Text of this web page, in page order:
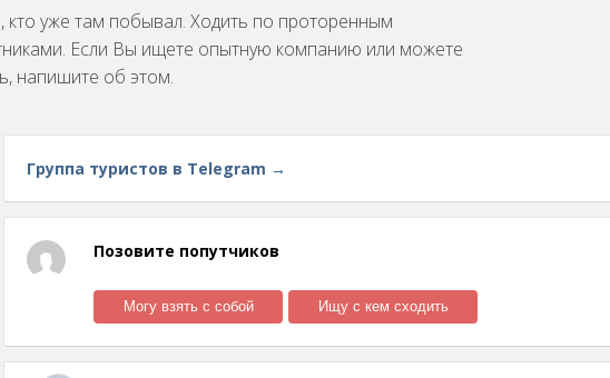
кто уже там побывал. Ходить по проторенным
Если Вы ищете опытную компанию или можете
напишите об этом.
Группа туристов в Telegram →
Позовите попутчиков
Могу взять с собой Ищу с кем сходить